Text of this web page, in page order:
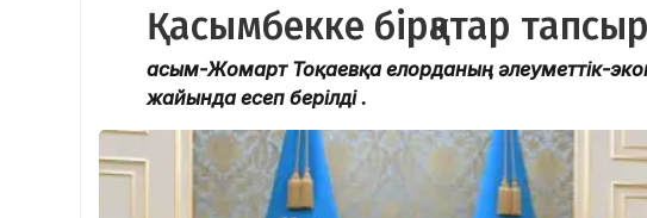
Қасымбекке бірқатар
Қасым-Жомарт Тоқаевқа елорданың әлеуметтік-
жайында есеп берілді .